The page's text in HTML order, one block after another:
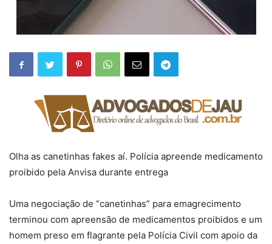
Olha as canetinhas fakes aí. Polícia apreende medicamento
proibido pela Anvisa durante entrega
Uma negociação de “canetinhas” para emagrecimento
terminou com apreensão de medicamentos proibidos e um
homem preso em flagrante pela Polícia Civil com apoio da